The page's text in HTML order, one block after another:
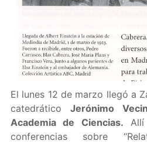
El lunes 12 de marzo llegó a
catedrático Jerónimo
Academia de Ciencias. Allí
conferencias sobre